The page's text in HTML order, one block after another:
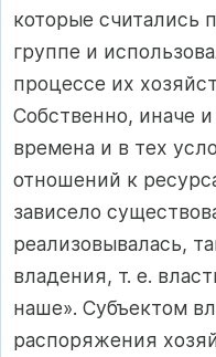
которые
группе и
процессе их
Собственно, иначе
времена и в тех
отношений к
зависело
реализовывалась,
владения, т. е.
наше». Субъектом
распоряжения